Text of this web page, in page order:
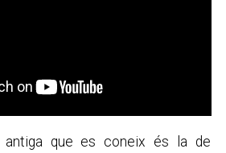
antiga que es coneix és la de